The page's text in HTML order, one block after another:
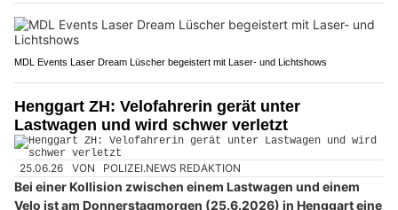
MDL Events Laser Dream Lüscher begeistert mit Laser- und Lichtshows
Henggart ZH: Velofahrerin gerät unter
Lastwagen und wird schwer verletzt
25.06.26 VON POLIZEI.NEWS REDAKTION
Bei einer Kollision zwischen einem Lastwagen und einem
Velo ist am Donnerstagmorgen (25.6.2026) in Henggart eine